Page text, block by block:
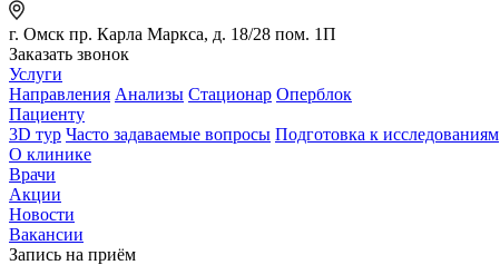
г. Омск пр. Карла Маркса, д. 18/28 пом. 1П
Заказать звонок
Услуги
Направления Анализы Стационар Оперблок
Пациенту
3D тур Часто задаваемые вопросы Подготовка к исследованиям
О клинике
Врачи
Акции
Новости
Вакансии
Запись на приём